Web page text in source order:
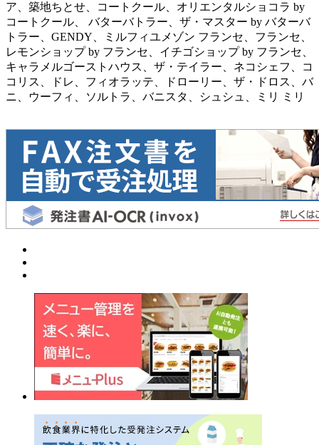
ア、築地ちとせ、コートクール、オリエンタルショコラ by
コートクール、 バターバトラー、ザ・マスター by バターバ
トラー、GENDY、ミルフィユメゾン フランセ、フランセ、
レモンショップ by フランセ、イチゴショップ by フランセ、
キャラメルゴーストハウス、ザ・テイラー、ネコシェフ、コ
コリス、ドレ、フィオラッテ、ドローリー、ザ・ドロス、バ
ニ、ウーフィ、ソルトラ、バニスタ、シュシュ、ミリ ミリ